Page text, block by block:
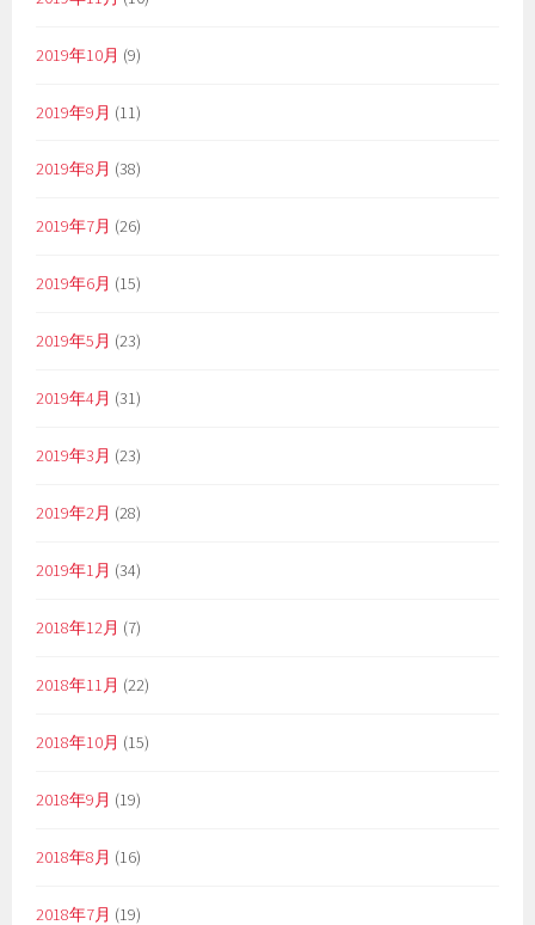
2019年10月 (9)
2019年9月 (11)
2019年8月 (38)
2019年7月 (26)
2019年6月 (15)
2019年5月 (23)
2019年4月 (31)
2019年3月 (23)
2019年2月 (28)
2019年1月 (34)
2018年12月 (7)
2018年11月 (22)
2018年10月 (15)
2018年9月 (19)
2018年8月 (16)
2018年7月 (19)